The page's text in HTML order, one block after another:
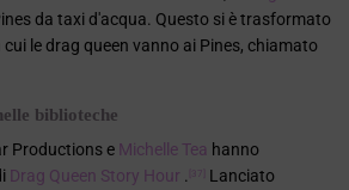
da taxi d'acqua. Questo si è trasformato
le drag queen vanno ai Pines, chiamato
biblioteche
Productions e Michelle Tea hanno
Drag Queen Story Hour . [37]
Lanciato